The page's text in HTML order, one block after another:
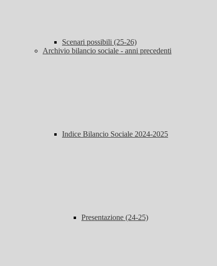
Scenari possibili (25-26)
Archivio bilancio sociale - anni precedenti
Indice Bilancio Sociale 2024-2025
Presentazione (24-25)